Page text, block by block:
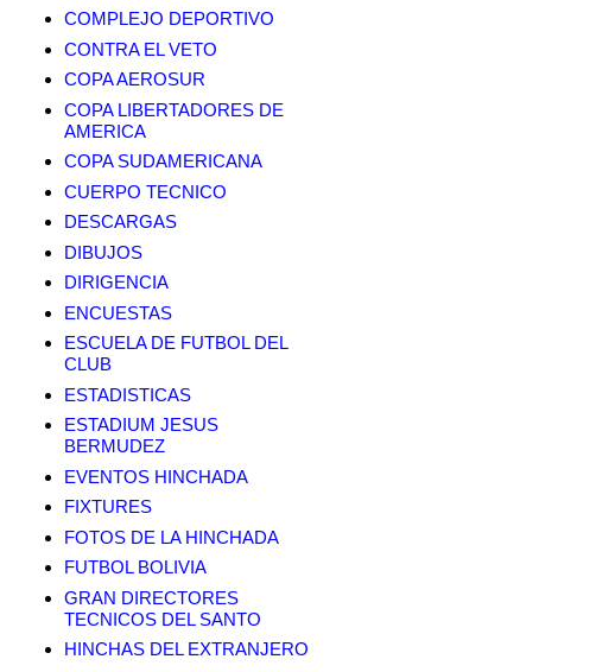
COMPLEJO DEPORTIVO
CONTRA EL VETO
COPA AEROSUR
COPA LIBERTADORES DE
AMERICA
COPA SUDAMERICANA
CUERPO TECNICO
DESCARGAS
DIBUJOS
DIRIGENCIA
ENCUESTAS
ESCUELA DE FUTBOL DEL
CLUB
ESTADISTICAS
ESTADIUM JESUS
BERMUDEZ
EVENTOS HINCHADA
FIXTURES
FOTOS DE LA HINCHADA
FUTBOL BOLIVIA
GRAN DIRECTORES
TECNICOS DEL SANTO
HINCHAS DEL EXTRANJERO